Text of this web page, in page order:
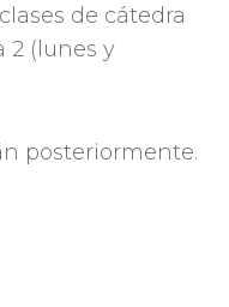
de cátedra
2 (lunes y
posteriormente.